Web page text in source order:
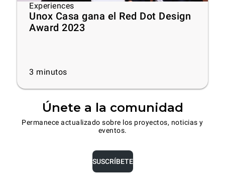
Experiences
Unox Casa gana el Red Dot Design
Award 2023
3 minutos
Únete a la comunidad
Permanece actualizado sobre los proyectos, noticias y
eventos.
SUSCRÍBETE